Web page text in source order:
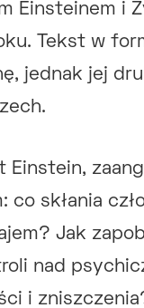
Einsteinem i
Tekst w
jednak jej
Einstein,
co skłania
Jak
nad
i